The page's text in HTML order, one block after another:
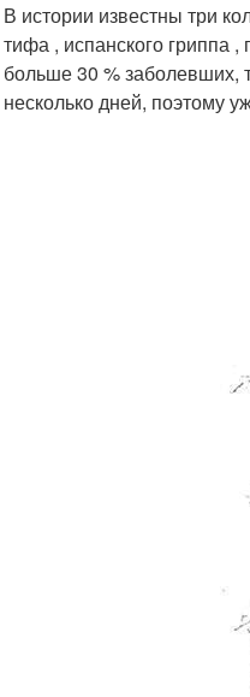
В истории известны три
тифа , испанского гриппа
больше 30 % заболевших,
несколько дней, поэтому